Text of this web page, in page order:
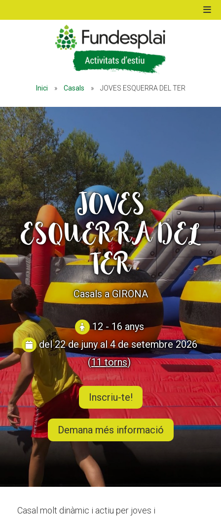
Inici » Casals » JOVES ESQUERRA DEL TER
JOVES
ESQUERRA DEL
TER
Casals a GIRONA
12 - 16 anys
del 22 de juny al 4 de setembre 2026
(11 torns)
Inscriu-te!
Demana més informació
Casal molt dinàmic i actiu per joves i
ACTIVITATS D'ESTIU
ALBERG CENTRE ESPLAI
FORMACIÓ
CASES DE COLÒNIES
ACCIÓ SOCIAL I JOVES
SUPORT TERCER SECTOR
CONEIX FUNDESPLAI
La Fundació